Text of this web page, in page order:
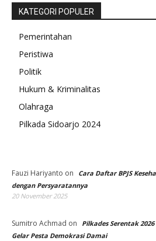
KATEGORI POPULER
Pemerintahan
Peristiwa
Politik
Hukum & Kriminalitas
Olahraga
Pilkada Sidoarjo 2024
Fauzi Hariyanto on
Cara Daftar BPJS
dengan Persyaratannya
20 November 2025
Sumitro Achmad on
Pilkades Serentak
Gelar Pesta Demokrasi Damai